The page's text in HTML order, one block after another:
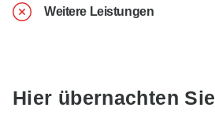
Weitere Leistungen
Hier übernachten Sie